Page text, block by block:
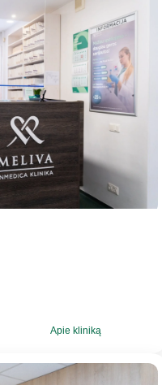
Apie kliniką